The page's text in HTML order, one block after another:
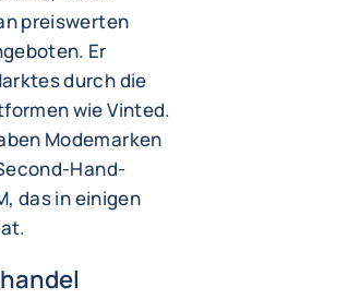
preiswerten
Er
durch die
wie Vinted.
Modemarken
Hand-
das in einigen